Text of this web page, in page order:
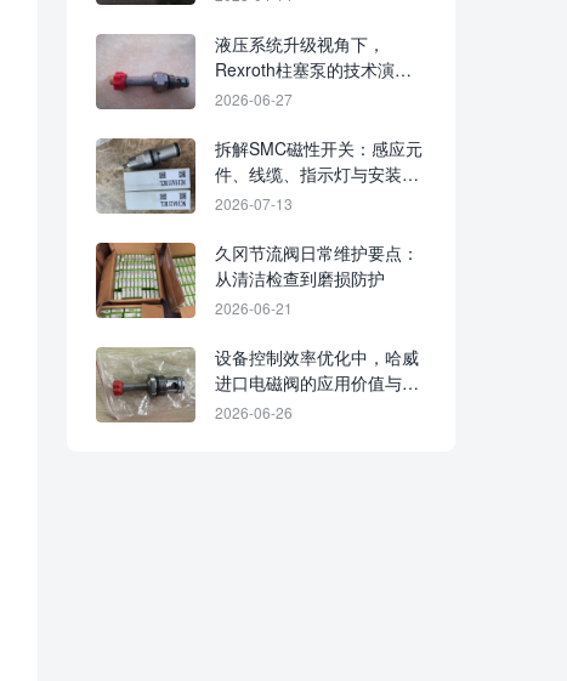
液压系统升级视角下，
Rexroth柱塞泵的技术演进
与应用趋势
2026-06-27
拆解SMC磁性开关：感应元
件、线缆、指示灯与安装固
定设计
2026-07-13
久冈节流阀日常维护要点：
从清洁检查到磨损防护
2026-06-21
设备控制效率优化中，哈威
进口电磁阀的应用价值与选
用要点
2026-06-26